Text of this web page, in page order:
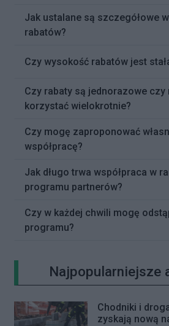
Jak ustalane są szczegółowe
rabatów?
Czy wysokość rabatów jest
Czy rabaty są jednorazowe czy
korzystać wielokrotnie?
Czy mogę zaproponować
współpracę?
Jak długo trwa współpraca w
programu partnerów?
Czy w każdej chwili mogę
programu?
Najpopularniejsze
Chodniki i
zyskają nową